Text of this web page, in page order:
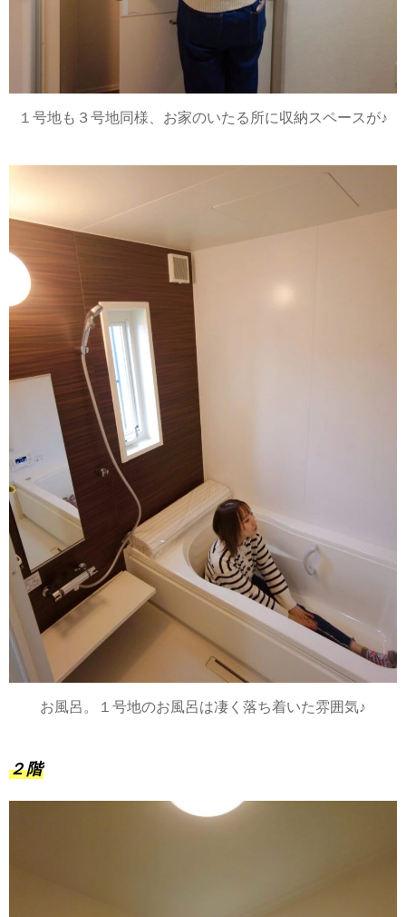
１号地も３号地同様、お家のいたる所に収納スペースが♪
お風呂。１号地のお風呂は凄く落ち着いた雰囲気♪
２階